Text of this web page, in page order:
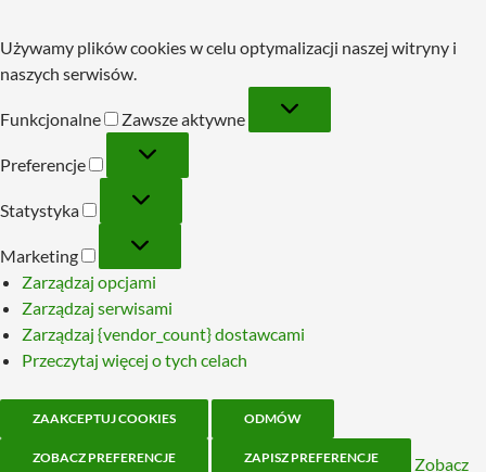
Używamy plików cookies w celu optymalizacji naszej witryny i
naszych serwisów.
Funkcjonalne
Zawsze aktywne
Preferencje
Preferencje
Statystyka
Statystyka
Marketing
Marketing
Zarządzaj opcjami
Zarządzaj serwisami
Zarządzaj {vendor_count} dostawcami
Przeczytaj więcej o tych celach
ZAAKCEPTUJ COOKIES ODMÓW
ZOBACZ PREFERENCJE ZAPISZ PREFERENCJE Zobacz